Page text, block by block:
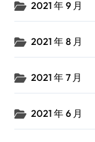
2021 年 9 月
2021 年 8 月
2021 年 7 月
2021 年 6 月